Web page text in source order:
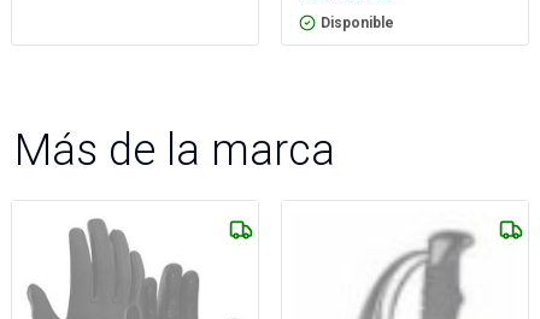
Disponible
Más de la marca